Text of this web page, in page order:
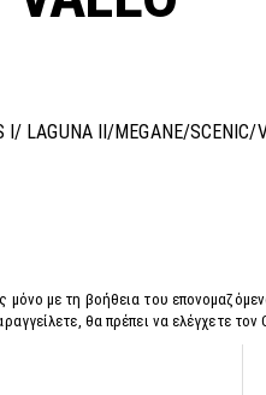
I/ LAGUNA II/MEGANE/
με τη βοήθεια του
θα πρέπει να ελέγχετε